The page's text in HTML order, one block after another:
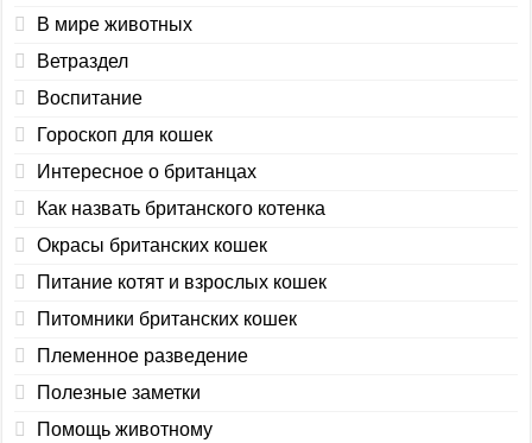
В мире животных
Ветраздел
Воспитание
Гороскоп для кошек
Интересное о британцах
Как назвать британского котенка
Окрасы британских кошек
Питание котят и взрослых кошек
Питомники британских кошек
Племенное разведение
Полезные заметки
Помощь животному